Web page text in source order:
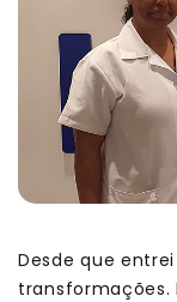
Desde que
transformações.